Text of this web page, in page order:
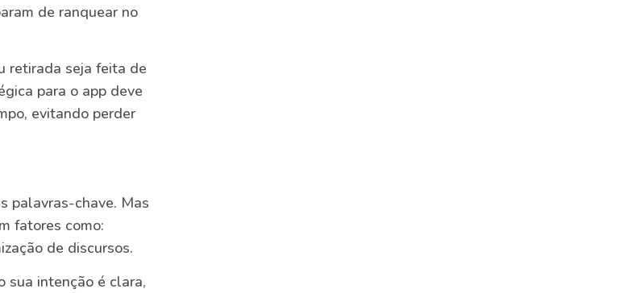
de ranquear no
retirada seja feita de
para o app deve
evitando perder
palavras-chave. Mas
fatores como:
de discursos.
sua intenção é clara,